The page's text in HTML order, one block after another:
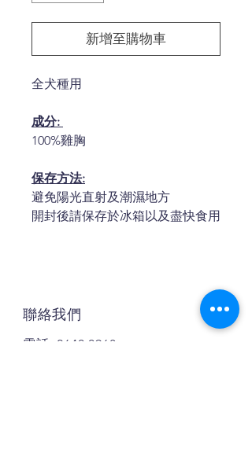
新增至購物車
全犬種用
成分:
100%雞胸
保存方法:
避免陽光直射及潮濕地方
開封後請保存於冰箱以及盡快食用
聯絡我們
電話: 2640 0968